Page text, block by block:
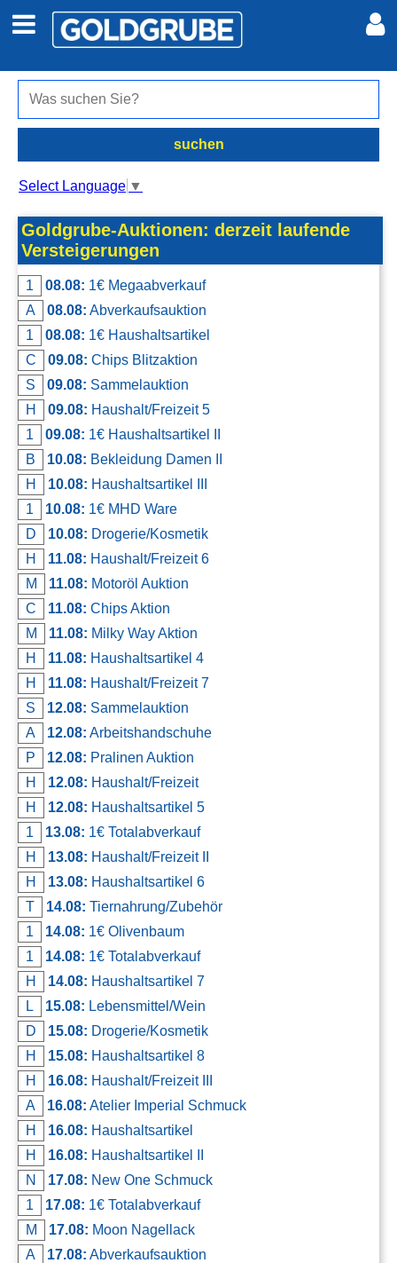
Auto + Motor
Jobs
Marktplatz
Auktionen
jetzt inserieren
Kontakt
AGB, Nutzungsbedingungen
Impressum
Meine Inserate
Anmelden
suchen
Select Language ▼
Goldgrube-Auktionen: derzeit laufende
Versteigerungen
1 08.08: 1€ Megaabverkauf
A
08.08: Abverkaufsauktion
1
08.08: 1€ Haushaltsartikel
C
09.08: Chips Blitzaktion
S
09.08: Sammelauktion
H
09.08: Haushalt/Freizeit 5
1
09.08: 1€ Haushaltsartikel II
B
10.08: Bekleidung Damen II
H
10.08: Haushaltsartikel III
1
10.08: 1€ MHD Ware
D
10.08: Drogerie/Kosmetik
H
11.08: Haushalt/Freizeit 6
M
11.08: Motoröl Auktion
C
11.08: Chips Aktion
M
11.08: Milky Way Aktion
H
11.08: Haushaltsartikel 4
H
11.08: Haushalt/Freizeit 7
S
12.08: Sammelauktion
A
12.08: Arbeitshandschuhe
P
12.08: Pralinen Auktion
H
12.08: Haushalt/Freizeit
H
12.08: Haushaltsartikel 5
1
13.08: 1€ Totalabverkauf
H
13.08: Haushalt/Freizeit II
H
13.08: Haushaltsartikel 6
T
14.08: Tiernahrung/Zubehör
1
14.08: 1€ Olivenbaum
1
14.08: 1€ Totalabverkauf
H
14.08: Haushaltsartikel 7
L
15.08: Lebensmittel/Wein
D
15.08: Drogerie/Kosmetik
H
15.08: Haushaltsartikel 8
H
16.08: Haushalt/Freizeit III
A
16.08: Atelier Imperial Schmuck
H
16.08: Haushaltsartikel
H
16.08: Haushaltsartikel II
N
17.08: New One Schmuck
1
17.08: 1€ Totalabverkauf
M
17.08: Moon Nagellack
A
17.08: Abverkaufsauktion